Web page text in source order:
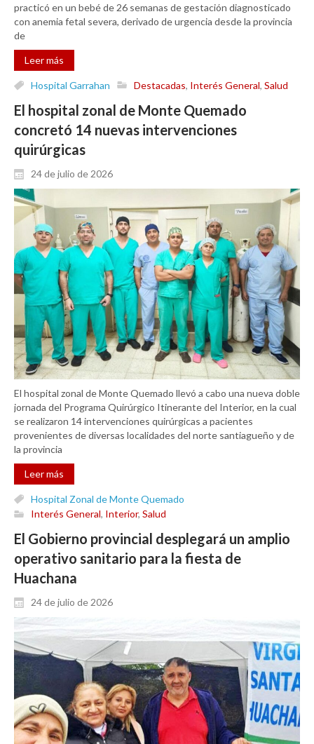
practicó en un bebé de 26 semanas de gestación diagnosticado
con anemia fetal severa, derivado de urgencia desde la provincia
de
Leer más
Hospital Garrahan Destacadas, Interés General, Salud
El hospital zonal de Monte Quemado
concretó 14 nuevas intervenciones
quirúrgicas
24 de julio de 2026
El hospital zonal de Monte Quemado llevó a cabo una nueva doble
jornada del Programa Quirúrgico Itinerante del Interior, en la cual
se realizaron 14 intervenciones quirúrgicas a pacientes
provenientes de diversas localidades del norte santiagueño y de
la provincia
Leer más
Hospital Zonal de Monte Quemado
Interés General, Interior, Salud
El Gobierno provincial desplegará un amplio
operativo sanitario para la fiesta de
Huachana
24 de julio de 2026